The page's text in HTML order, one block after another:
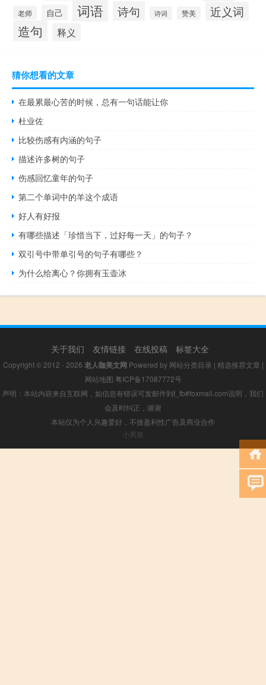
老师 自己 词语 诗句 诗词 赞美 近义词
造句 释义
猜你想看的文章
在最累最心苦的时候，总有一句话能让你
杜业佐
比较伤感有内涵的句子
描述许多树的句子
伤感回忆童年的句子
第二个单词中的羊这个成语
好人有好报
有哪些描述「珍惜当下，过好每一天」的句子？
双引号中带单引号的句子有哪些？
为什么给离心？你拥有玉壶冰
关于我们 友情链接 在线投稿 标签大全
Copyright © 2012 - 2026 老人咖美文网 Powered by 网站分类目录 | 精选推荐文章 |
网站地图 粤ICP备17087772号
声明：本站内容来自互联网，如信息有错误可发邮件到f_fb#foxmail.com说明，我们
会及时纠正，谢谢
本站仅为个人兴趣爱好，不接盈利性广告及商业合作
小男孩